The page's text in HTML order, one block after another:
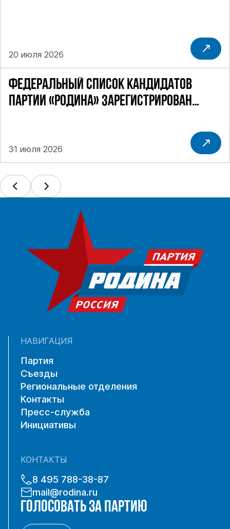
ФЕДЕРАЛЬНЫЙ СПИСОК КАНДИДАТОВ
ПАРТИИ «РОДИНА» ЗАРЕГИСТРИРОВАН
31 июля 2026
20 июля 2026
НАВИГАЦИЯ
Партия
Съезды
Региональные отделения
Контакты
Пресс-служба
Инициативы
КОНТАКТЫ
8 495 788-38-87
mail@rodina.ru
ГОЛОСОВАТЬ ЗА ПАРТИЮ